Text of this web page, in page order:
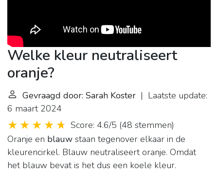
Welke kleur neutraliseert
oranje?
Gevraagd door: Sarah Koster | Laatste update:
6 maart 2024
Score: 4.6/5 (48 stemmen)
Oranje en blauw staan tegenover elkaar in de
kleurencirkel. Blauw neutraliseert oranje. Omdat
het blauw bevat is het dus een koele kleur.